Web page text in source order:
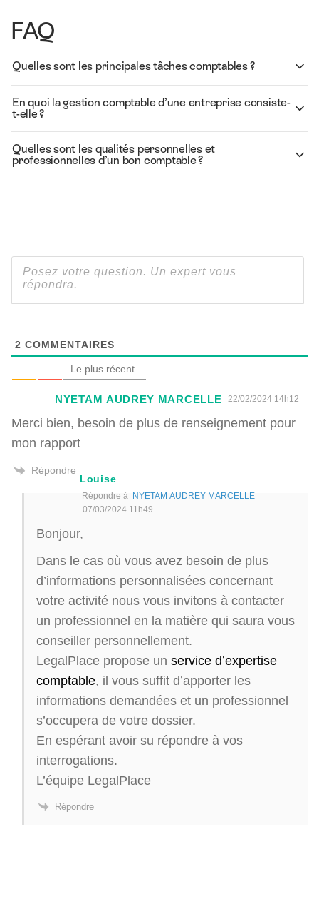
FAQ
Quelles sont les principales tâches comptables ?
En quoi la gestion comptable d’une entreprise consiste-
t-elle ?
Quelles sont les qualités personnelles et
professionnelles d’un bon comptable ?
2 COMMENTAIRES
Le plus récent
NYETAM AUDREY MARCELLE 22/02/2024 14h12
Merci bien, besoin de plus de renseignement pour
mon rapport
Répondre
Louise
Répondre à NYETAM AUDREY MARCELLE
07/03/2024 11h49
Bonjour,
Dans le cas où vous avez besoin de plus
d’informations personnalisées concernant
votre activité nous vous invitons à contacter
un professionnel en la matière qui saura vous
conseiller personnellement.
LegalPlace propose un service d’expertise
comptable, il vous suffit d’apporter les
informations demandées et un professionnel
s’occupera de votre dossier.
En espérant avoir su répondre à vos
interrogations.
L’équipe LegalPlace
Répondre